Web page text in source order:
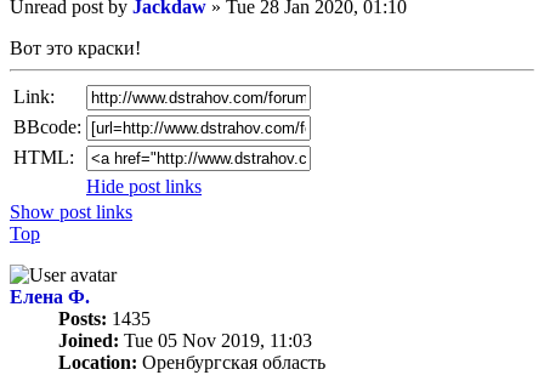
Unread post by Jackdaw » Tue 28 Jan 2020, 01:10
Вот это краски!
Link:
BBcode:
HTML:
Hide post links
Show post links
Top
Елена Ф.
Posts: 1435
Joined: Tue 05 Nov 2019, 11:03
Location: Оренбургская область